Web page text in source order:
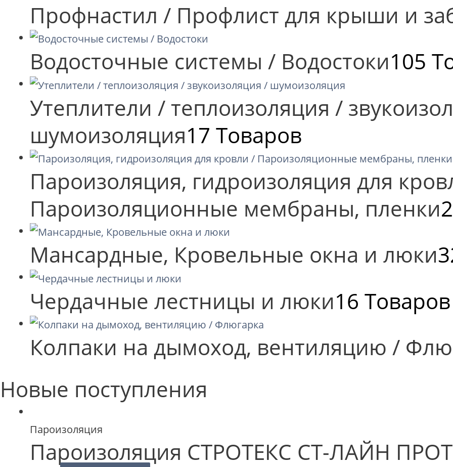
Профнастил / Профлист для крыши и
Водосточные системы / Водостоки105
Утеплители / теплоизоляция /
шумоизоляция17 Товаров
Пароизоляция, гидроизоляция для
Пароизоляционные мембраны, пленки
Мансардные, Кровельные окна и люки
Чердачные лестницы и люки16 Товаров
Колпаки на дымоход, вентиляцию /
Новые поступления
Пароизоляция
Пароизоляция СТРОТЕКС СТ-ЛАЙН